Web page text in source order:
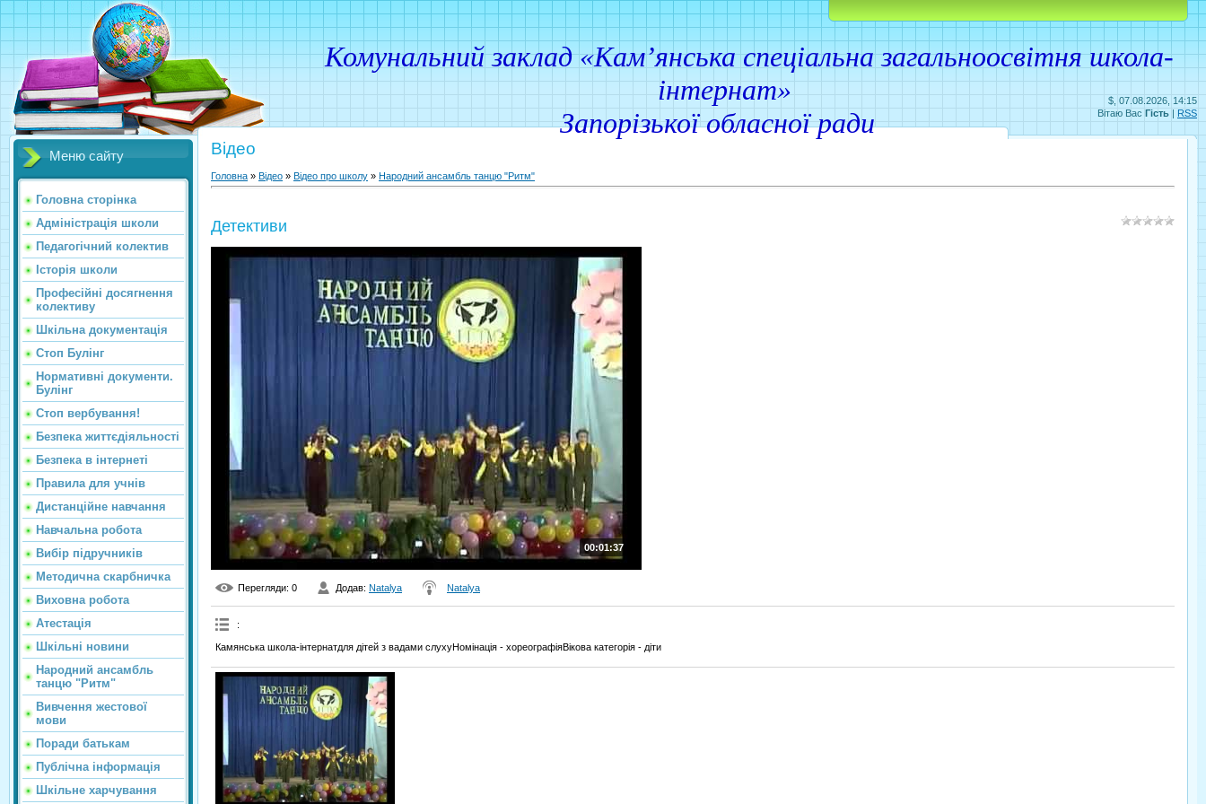
$, 07.08.2026, 14:15
Вітаю Вас Гість | RSS
Комунальний заклад «Кам’янська спеціальна загальноосвітня школа-
інтернат»
Запорізької обласної ради
Меню сайту
Головна сторінка
Адміністрація школи
Педагогічний колектив
Історія школи
Професійні досягнення
колективу
Шкільна документація
Стоп Булінг
Нормативні документи.
Булінг
Стоп вербування!
Безпека життєдіяльності
Безпека в інтернеті
Правила для учнів
Дистанційне навчання
Навчальна робота
Вибір підручників
Методична скарбничка
Виховна робота
Атестація
Шкільні новини
Народний ансамбль
танцю "Ритм"
Вивчення жестової
мови
Поради батькам
Публічна інформація
Шкільне харчування
Відео
Головна » Відео » Відео про школу » Народний ансамбль танцю "Ритм"
Детективи
00:01:37
Перегляди: 0 Додав: Natalya Natalya
:
Камянська школа-інтернатдля дітей з вадами слухуНомінація - хореографіяВікова категорія - діти